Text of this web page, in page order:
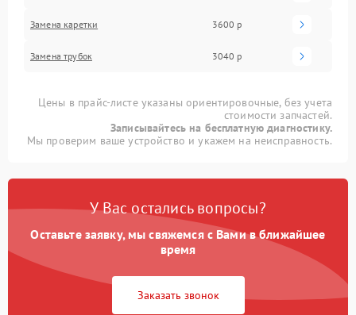
Замена каретки 3600 р
Замена трубок 3040 р
Цены в прайс-листе указаны ориентировочные, без учета
стоимости запчастей.
Записывайтесь на бесплатную диагностику.
Мы проверим ваше устройство и укажем на неисправность.
У Вас остались вопросы?
Оставьте заявку, мы свяжемся с Вами в ближайшее
время
Заказать звонок